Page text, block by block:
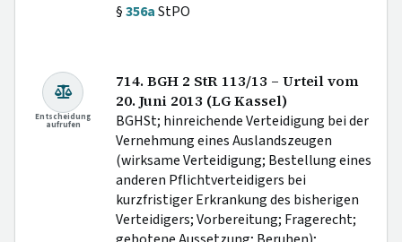
§356aStPO
Entscheidung
aufrufen
714. BGH 2 StR 113/13 – Urteil vom
20. Juni 2013 (LG Kassel)
BGHSt; hinreichende Verteidigung bei der
Vernehmung eines Auslandszeugen
(wirksame Verteidigung; Bestellung eines
anderen Pflichtverteidigers bei
kurzfristiger Erkrankung des bisherigen
Verteidigers; Vorbereitung; Fragerecht;